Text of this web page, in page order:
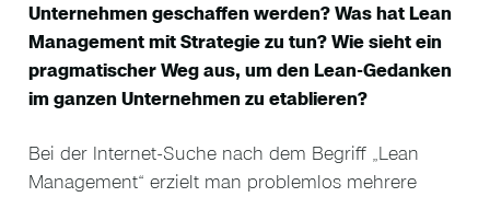
Unternehmen geschaffen werden? Was hat Lean
Management mit Strategie zu tun? Wie sieht ein
pragmatischer Weg aus, um den Lean-Gedanken
im ganzen Unternehmen zu etablieren?
Bei der Internet-Suche nach dem Begriff „Lean
Management“ erzielt man problemlos mehrere